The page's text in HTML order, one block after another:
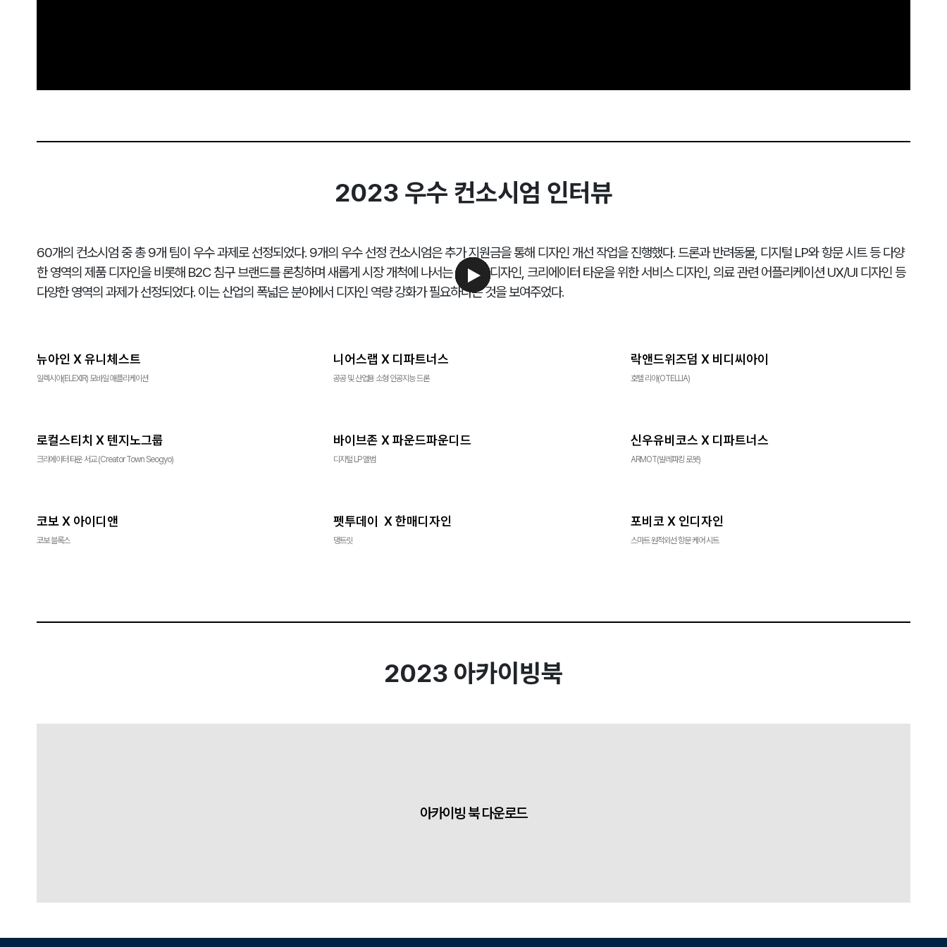
2023 우수 컨소시엄 인터뷰
60개의 컨소시엄 중 총 9개 팀이 우수 과제로 선정되었다. 9개의 우수 선정 컨소시엄은 추가 지원금을 통해 디자인 개선 작업을 진행했다. 드론과 반려동물, 디지털 LP와 항문 시트 등 다양
한 영역의 제품 디자인을 비롯해 B2C 침구 브랜드를 론칭하며 새롭게 시장 개척에 나서는 브랜드 디자인, 크리에이터 타운을 위한 서비스 디자인, 의료 관련 어플리케이션 UX/UI 디자인 등
다양한 영역의 과제가 선정되었다. 이는 산업의 폭넓은 분야에서 디자인 역량 강화가 필요하다는 것을 보여주었다.
뉴아인 X 유니체스트
일렉시아(ELEXIR) 모바일 애플리케이션
니어스랩 X 디파트너스
공공 및 산업용 소형 인공지능 드론
락앤드위즈덤 X 비디씨아이
호텔 리아(OTELLIA)
로컬스티치 X 텐지노그룹
크리에이터 타운 서교 (Creator Town Seogyo)
바이브존 X 파운드파운디드
디지털 LP 앨범
신우유비코스 X 디파트너스
ARMOT(발레파킹 로봇)
코보 X 아이디앤
코보 블록스
펫투데이 X 한매디자인
댕트릿
포비코 X 인디자인
스마트 원적외선 항문 케어 시트
2023 아카이빙북
아카이빙 북 다운로드